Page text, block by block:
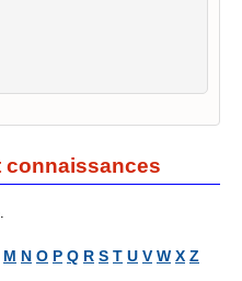
connaissances
M N O P Q R S T U V W X Z